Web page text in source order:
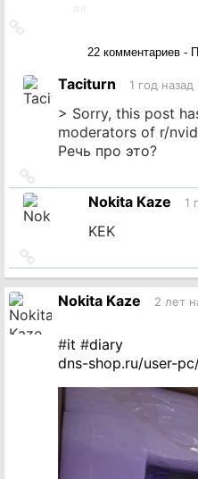
22 комментариев -
Taciturn 1 год назад
> Sorry, this post
moderators of r/
Речь про это?
на
источникNokita Kaze 1
KEK
на
источник
Nokita Kaze 2 лет
#it #diary
dns-shop.ru/user-